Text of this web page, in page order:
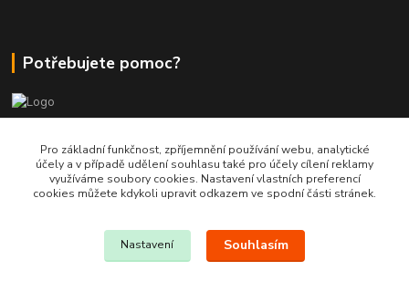
Potřebujete pomoc?
+420 380 830 198
wokas.online@yahoo.cz
Pro základní funkčnost, zpříjemnění používání webu, analytické
účely a v případě udělení souhlasu také pro účely cílení reklamy
využíváme soubory cookies. Nastavení vlastních preferencí
cookies můžete kdykoli upravit odkazem ve spodní části stránek.
Nastavení Souhlasím